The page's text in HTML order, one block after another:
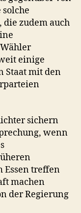
zudem auch
einige
Staat mit den
sichern
wenn
Essen treffen
machen
der Regierung